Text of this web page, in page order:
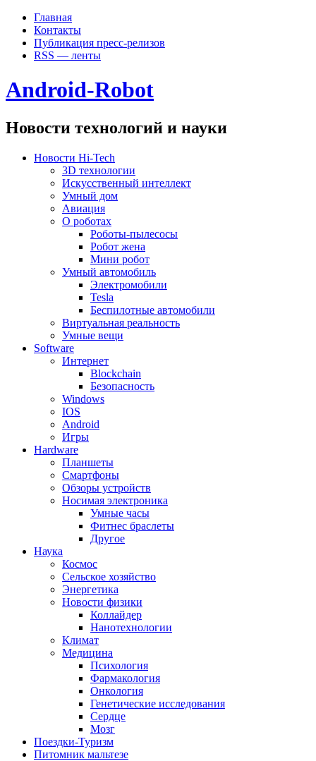
Главная
Контакты
Публикация пресс-релизов
RSS — ленты
Android-Robot
Новости технологий и науки
Новости Hi-Tech
3D технологии
Искусственный интеллект
Умный дом
Авиация
О роботах
Роботы-пылесосы
Робот жена
Мини робот
Умный автомобиль
Электромобили
Tesla
Беспилотные автомобили
Виртуальная реальность
Умные вещи
Software
Интернет
Blockchain
Безопасность
Windows
IOS
Android
Игры
Hardware
Планшеты
Смартфоны
Обзоры устройств
Носимая электроника
Умные часы
Фитнес браслеты
Другое
Наука
Космос
Сельское хозяйство
Энергетика
Новости физики
Коллайдер
Нанотехнологии
Климат
Медицина
Психология
Фармакология
Онкология
Генетические исследования
Сердце
Мозг
Поездки-Туризм
Питомник мальтезе